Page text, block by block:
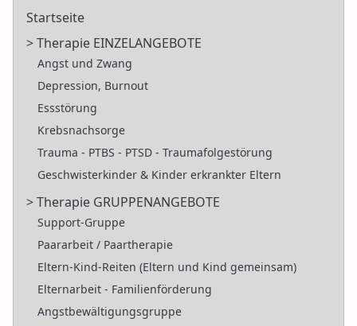
Startseite
> Therapie EINZELANGEBOTE
Angst und Zwang
Depression, Burnout
Essstörung
Krebsnachsorge
Trauma - PTBS - PTSD - Traumafolgestörung
Geschwisterkinder & Kinder erkrankter Eltern
> Therapie GRUPPENANGEBOTE
Support-Gruppe
Paararbeit / Paartherapie
Eltern-Kind-Reiten (Eltern und Kind gemeinsam)
Elternarbeit - Familienförderung
Angstbewältigungsgruppe